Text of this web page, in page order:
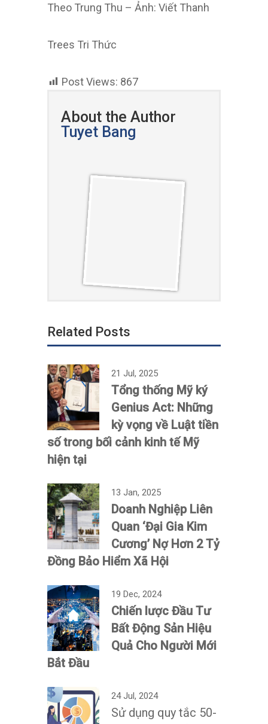
Theo Trung Thu – Ảnh: Viết Thanh
Trees Tri Thức
Post Views: 867
About the Author
Tuyet Bang
Related Posts
21 Jul, 2025
Tổng thống Mỹ ký
Genius Act: Những
kỳ vọng về Luật tiền
số trong bối cảnh kinh tế Mỹ
hiện tại
13 Jan, 2025
Doanh Nghiệp Liên
Quan ‘Đại Gia Kim
Cương’ Nợ Hơn 2 Tỷ
Đồng Bảo Hiểm Xã Hội
19 Dec, 2024
Chiến lược Đầu Tư
Bất Động Sản Hiệu
Quả Cho Người Mới
Bắt Đầu
24 Jul, 2024
Sử dụng quy tắc 50-